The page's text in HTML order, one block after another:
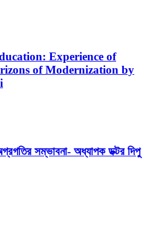
Experience of
of Modernization by
সম্ভাবনা- অধ্যাপক ডক্টর দিপু